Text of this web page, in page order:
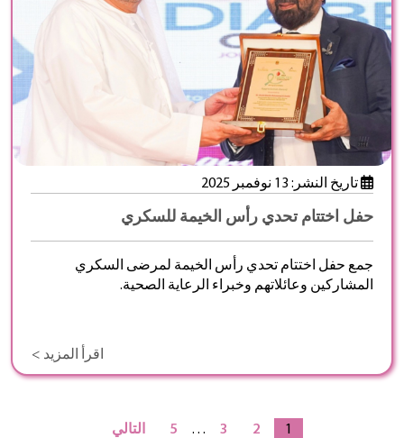
تاريخ النشر: 13 نوفمبر 2025
حفل اختتام تحدي رأس الخيمة للسكري
جمع حفل اختتام تحدي رأس الخيمة لمرضى السكري
المشاركين وعائلاتهم وخبراء الرعاية الصحية.
اقرأ المزيد >
1
2
3
…
5 التالي